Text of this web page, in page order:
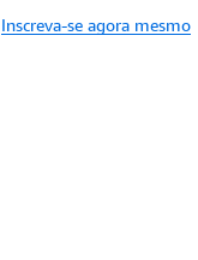
Inscreva-se agora mesmo